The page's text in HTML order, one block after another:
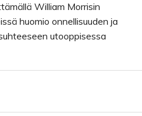
William Morrisin
huomio onnellisuuden ja
utooppisessa